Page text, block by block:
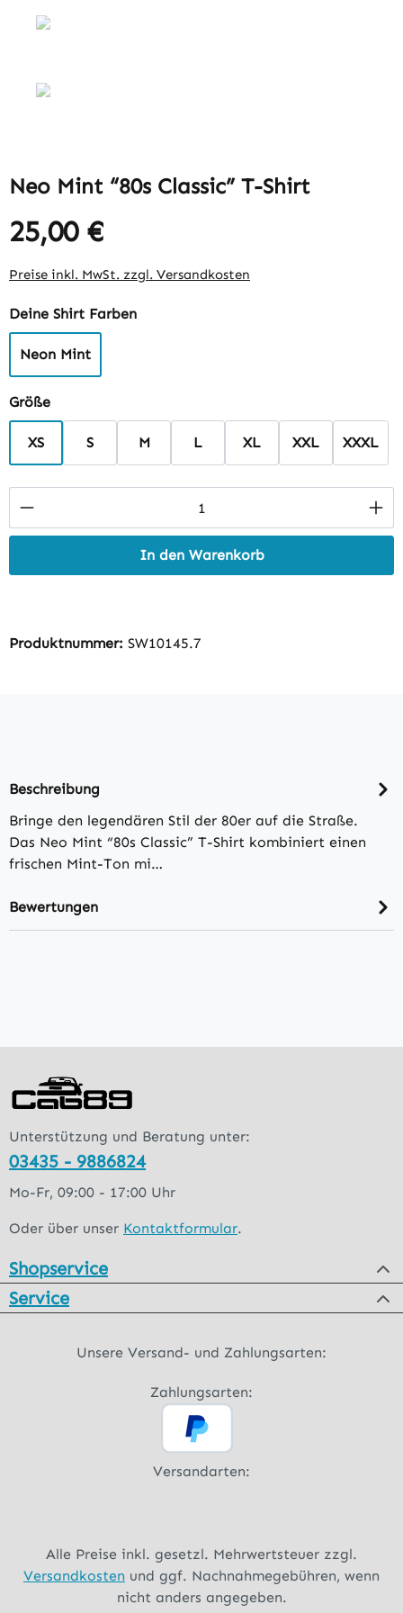
Neo Mint “80s Classic” T-Shirt
25,00 €
Preise inkl. MwSt. zzgl. Versandkosten
Deine Shirt Farbenauswählen
Neon Mint
Größeauswählen
XS S M L XL XXL XXXL
Produkt Anzahl: Gib den gewünschten
In den Warenkorb
Produktnummer: SW10145.7
Beschreibung
Bringe den legendären Stil der 80er auf die Straße.
Das Neo Mint “80s Classic” T-Shirt kombiniert einen
frischen Mint-Ton mi…
Bewertungen
Unterstützung und Beratung unter:
03435 - 9886824
Mo-Fr, 09:00 - 17:00 Uhr
Oder über unser Kontaktformular.
Shopservice
Service
Unsere Versand- und Zahlungsarten:
Zahlungsarten:
Versandarten:
Alle Preise inkl. gesetzl. Mehrwertsteuer zzgl.
Versandkosten und ggf. Nachnahmegebühren, wenn
nicht anders angegeben.